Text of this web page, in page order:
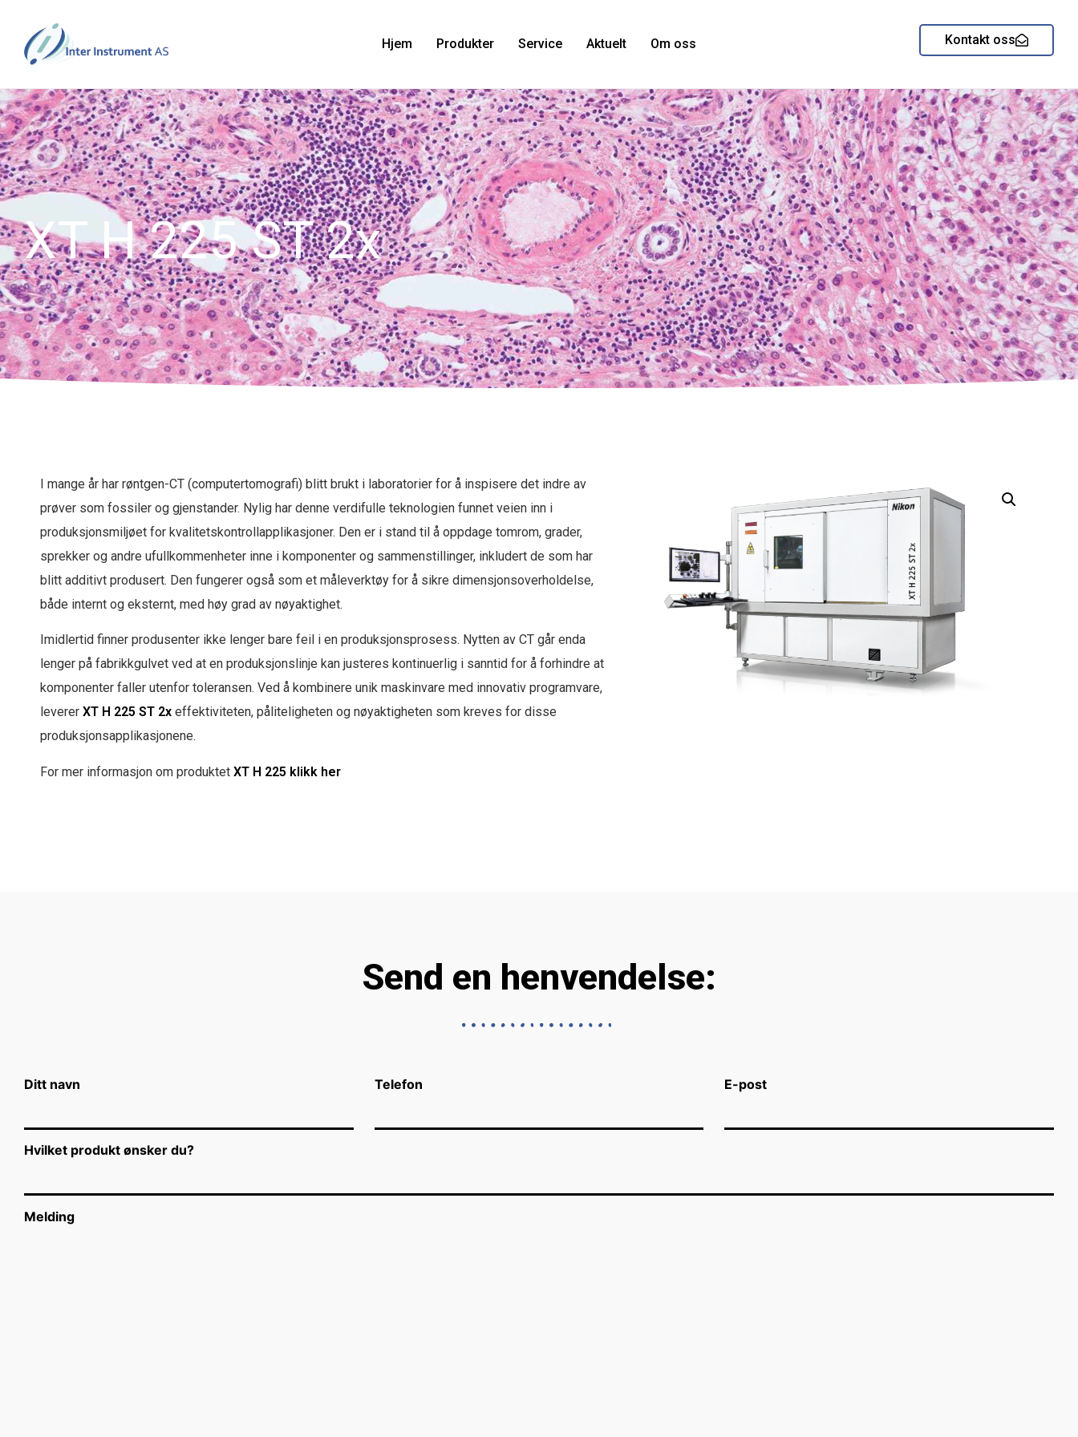
Hjem Produkter Service Aktuelt Om oss Kontakt oss
XT H 225 ST 2x
I mange år har røntgen-CT (computertomografi) blitt brukt i laboratorier for å inspisere det indre av
prøver som fossiler og gjenstander. Nylig har denne verdifulle teknologien funnet veien inn i
produksjonsmiljøet for kvalitetskontrollapplikasjoner. Den er i stand til å oppdage tomrom, grader,
sprekker og andre ufullkommenheter inne i komponenter og sammenstillinger, inkludert de som har
blitt additivt produsert. Den fungerer også som et måleverktøy for å sikre dimensjonsoverholdelse,
både internt og eksternt, med høy grad av nøyaktighet.
Imidlertid finner produsenter ikke lenger bare feil i en produksjonsprosess. Nytten av CT går enda
lenger på fabrikkgulvet ved at en produksjonslinje kan justeres kontinuerlig i sanntid for å forhindre at
komponenter faller utenfor toleransen. Ved å kombinere unik maskinvare med innovativ programvare,
leverer XT H 225 ST 2x effektiviteten, påliteligheten og nøyaktigheten som kreves for disse
produksjonsapplikasjonene.
For mer informasjon om produktet XT H 225 klikk her
Send en henvendelse:
Ditt navn Telefon E-post
Hvilket produkt ønsker du?
Melding